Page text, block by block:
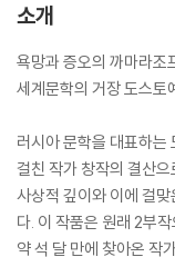
소개
욕망과 증오의 까마라조
세계문학의 거장 도스토
러시아 문학을 대표하
걸친 작가 창작의 결산
사상적 깊이와 이에 걸
다. 이 작품은 원래 2부
약 석 달 만에 찾아온 작